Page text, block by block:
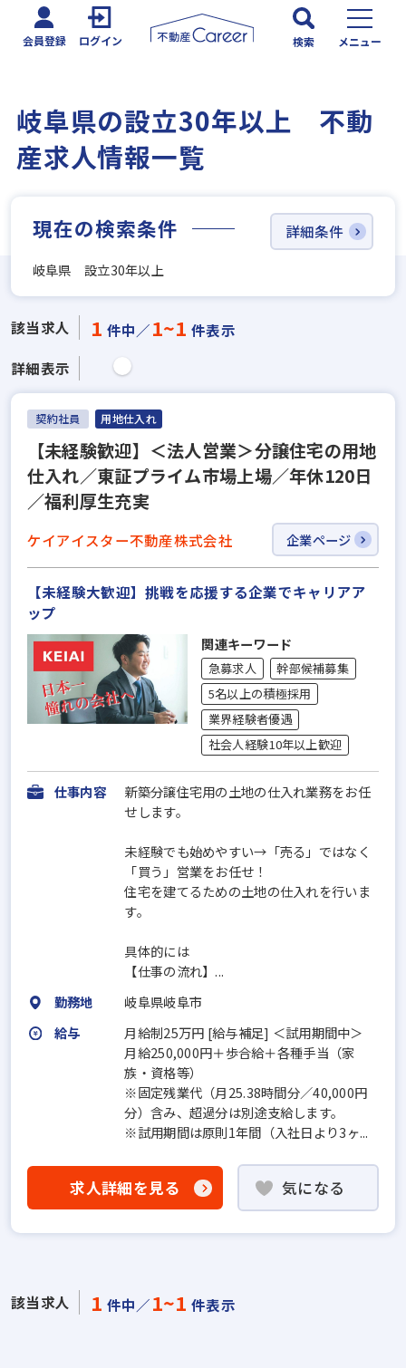
会員登録 ログイン 検索 メニュー
岐阜県の設立30年以上 不動
産求人情報一覧
現在の検索条件
岐阜県 設立30年以上
詳細条件
該当求人 1 件中／1~1 件表示
詳細表示
契約社員 用地仕入れ
【未経験歓迎】＜法人営業＞分譲住宅の用地
仕入れ／東証プライム市場上場／年休120日
／福利厚生充実
ケイアイスター不動産株式会社 企業ページ
【未経験大歓迎】挑戦を応援する企業でキャリアア
ップ
関連キーワード
急募求人
幹部候補募集
5名以上の積極採用
業界経験者優遇
社会人経験10年以上歓迎
仕事内容
新築分譲住宅用の土地の仕入れ業務をお任
せします。
未経験でも始めやすい→「売る」ではなく
「買う」営業をお任せ！
住宅を建てるための土地の仕入れを行いま
す。
具体的には
【仕事の流れ】...
勤務地
岐阜県岐阜市
給与
月給制25万円 [給与補足] ＜試用期間中＞
月給250,000円＋歩合給＋各種手当（家
族・資格等）
※固定残業代（月25.38時間分／40,000円
分）含み、超過分は別途支給します。
※試用期間は原則1年間（入社日より3ヶ...
求人詳細を見る 気になる
該当求人 1 件中／1~1 件表示